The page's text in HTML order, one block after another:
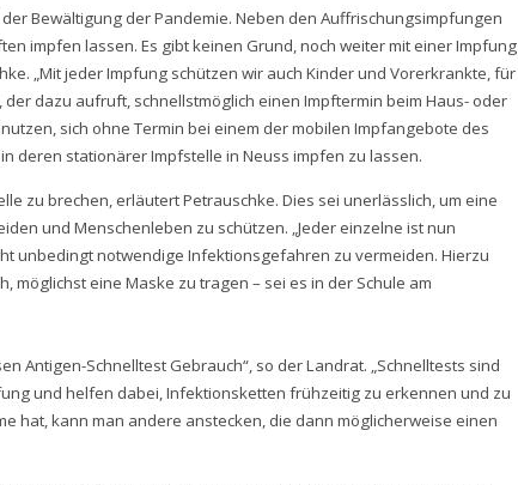
Bewältigung der Pandemie. Neben den Auffrischungsimpfungen
impfen lassen. Es gibt keinen Grund, noch weiter mit einer Impfung
„Mit jeder Impfung schützen wir auch Kinder und Vorerkrankte, für
dazu aufruft, schnellstmöglich einen Impftermin beim Haus- oder
sich ohne Termin bei einem der mobilen Impfangebote des
deren stationärer Impfstelle in Neuss impfen zu lassen.
zu brechen, erläutert Petrauschke. Dies sei unerlässlich, um eine
und Menschenleben zu schützen. „Jeder einzelne ist nun
unbedingt notwendige Infektionsgefahren zu vermeiden. Hierzu
möglichst eine Maske zu tragen – sei es in der Schule am
Antigen-Schnelltest Gebrauch“, so der Landrat. „Schnelltests sind
und helfen dabei, Infektionsketten frühzeitig zu erkennen und zu
hat, kann man andere anstecken, die dann möglicherweise einen